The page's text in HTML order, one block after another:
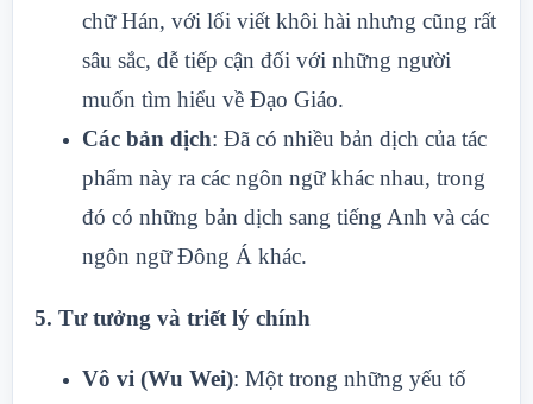
chữ Hán, với lối viết khôi hài nhưng cũng rất
sâu sắc, dễ tiếp cận đối với những người
muốn tìm hiểu về Đạo Giáo.
Các bản dịch: Đã có nhiều bản dịch của tác
phẩm này ra các ngôn ngữ khác nhau, trong
đó có những bản dịch sang tiếng Anh và các
ngôn ngữ Đông Á khác.
5. Tư tưởng và triết lý chính
Vô vi (Wu Wei): Một trong những yếu tố